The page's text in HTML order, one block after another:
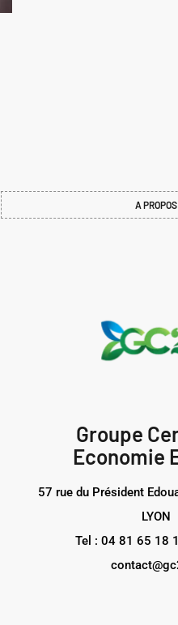
A PROPOS
Groupe
Economie
57 rue du Président
LYON
Tel : 04 81 65 18